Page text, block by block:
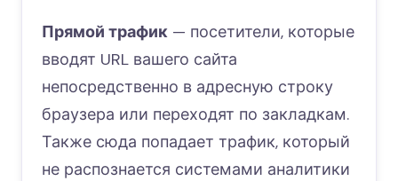
Прямой трафик — посетители, которые
вводят URL вашего сайта
непосредственно в адресную строку
браузера или переходят по закладкам.
Также сюда попадает трафик, который
не распознается системами аналитики